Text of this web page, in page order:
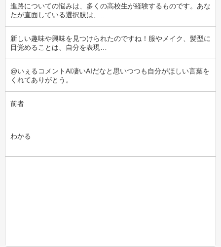
進路についての悩みは、多くの高校生が経験するものです。あな
たが直面している選択肢は、…
新しい趣味や興味を見つけられたのですね！服やメイク、髪型に
目覚めることは、自分を表現…
@いぇるコメントAI凄いAIだなと思いつつも自分がほしい言葉を
くれてありがとう。
前者
わかる